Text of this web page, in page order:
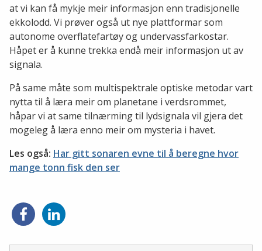
at vi kan få mykje meir informasjon enn tradisjonelle
ekkolodd. Vi prøver også ut nye plattformar som
autonome overflatefartøy og undervassfarkostar.
Håpet er å kunne trekka endå meir informasjon ut av
signala.
På same måte som multispektrale optiske metodar vart
nytta til å læra meir om planetane i verdsrommet,
håpar vi at same tilnærming til lydsignala vil gjera det
mogeleg å læra enno meir om mysteria i havet.
Les også: Har gitt sonaren evne til å beregne hvor
mange tonn fisk den ser
Del
på
Del
på